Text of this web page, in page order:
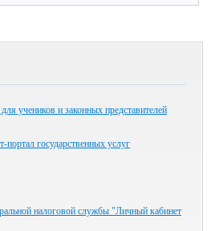
учеников и законных представителей
государственных услуг
налоговой службы "Личный кабинет